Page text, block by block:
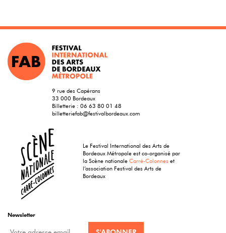
9 rue des Capérans
33 000 Bordeaux
Billetterie : 06 63 80 01 48
billetteriefab@festivalbordeaux.com
Le Festival International des Arts de
Bordeaux Métropole est co-organisé par
la Scène nationaleCarré-Colonnes et
l’association Festival des Arts de
Bordeaux
Newsletter